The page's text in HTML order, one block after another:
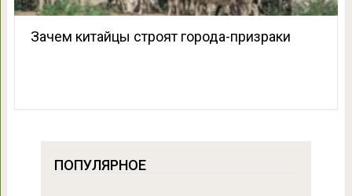
Зачем китайцы строят города-призраки
ПОПУЛЯРНОЕ